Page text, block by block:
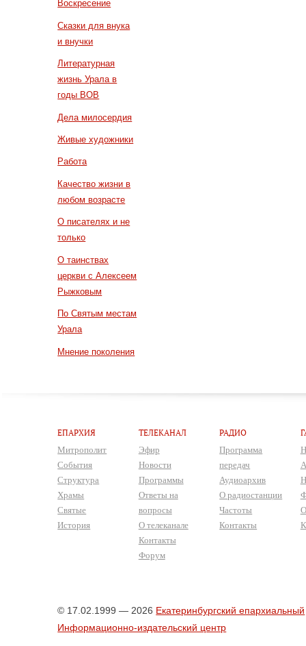
Воскресение
Сказки для внука
и внучки
Литературная
жизнь Урала в
годы ВОВ
Дела милосердия
Живые художники
Работа
Качество жизни в
любом возрасте
О писателях и не
только
О таинствах
церкви с Алексеем
Рыжковым
По Святым местам
Урала
Мнение поколения
ЕПАРХИЯ
Митрополит
События
Структура
Храмы
Святые
История
ТЕЛЕКАНАЛ
Эфир
Новости
Программы
Ответы на
вопросы
О телеканале
Контакты
Форум
РАДИО
Программа
передач
Аудиоархив
О радиостанции
Частоты
Контакты
© 17.02.1999 — 2026 Екатеринбургский епархиальный
Информационно-издательский центр